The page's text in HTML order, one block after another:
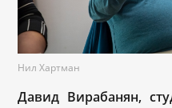
Нил Хартман
Давид Вирабанян,